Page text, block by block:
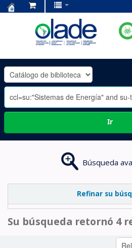
OLADE
-
Ir
Búsqueda
Refinar su
Su búsqueda retornó 4